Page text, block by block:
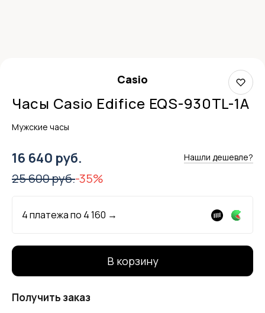
Casio
Часы Casio Edifice EQS-930TL-1A
Мужские часы
16 640 руб. Нашли дешевле?
25 600 руб.-35%
4 платежа по 4 160 →
В корзину
Получить заказ